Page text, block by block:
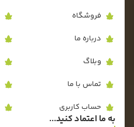
فروشگاه
درباره ما
وبلاگ
تماس با ما
حساب کاربری
به ما اعتماد کنید...